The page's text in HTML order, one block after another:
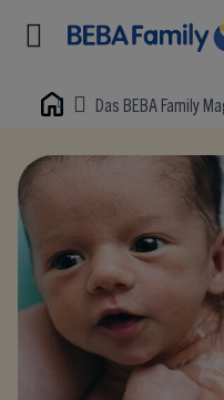
Home Das BEBA Family